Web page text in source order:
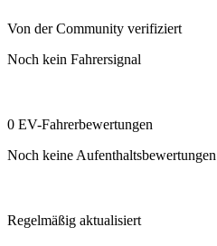
Von der Community verifiziert
Noch kein Fahrersignal
0 EV-Fahrerbewertungen
Noch keine Aufenthaltsbewertungen
Regelmäßig aktualisiert